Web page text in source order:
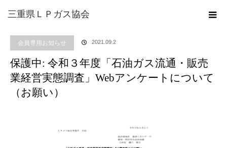
三重県ＬＰガス協会
ブログ
会員専用お知らせ 保護中: 令和３年度「石油ガス流通・販売
会員専用お知らせ 2021.09.2
保護中: 令和３年度「石油ガス流通・販売
業経営実態調査」Webアンケートについて
（お願い）